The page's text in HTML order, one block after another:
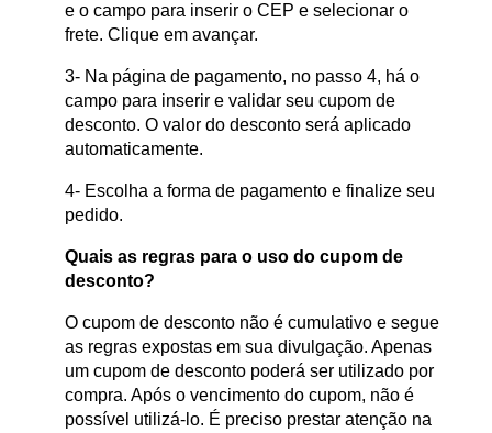
e o campo para inserir o CEP e selecionar o
frete. Clique em avançar.
3- Na página de pagamento, no passo 4, há o
campo para inserir e validar seu cupom de
desconto. O valor do desconto será aplicado
automaticamente.
4- Escolha a forma de pagamento e finalize seu
pedido.
Quais as regras para o uso do cupom de
desconto?
O cupom de desconto não é cumulativo e segue
as regras expostas em sua divulgação. Apenas
um cupom de desconto poderá ser utilizado por
compra. Após o vencimento do cupom, não é
possível utilizá-lo. É preciso prestar atenção na